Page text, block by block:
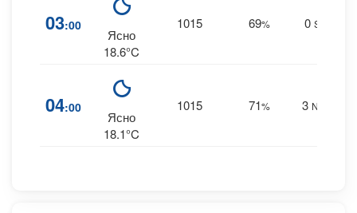
03:00
Ясно
18.6°C
1015 69% 0 SW
04:00
Ясно
18.1°C
1015 71% 3 NNE